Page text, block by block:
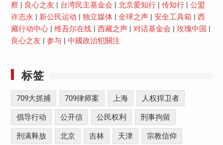
察
良心之友 台湾民主基金会 北京爱知行| 传知行| 公盟
许志永
新公民运动 独立媒体| 全球之声| 安全工具箱
西
藏行动中心| 维吾尔在线| 西藏之声| 对话基金会 玫瑰中国
良心之友
参与| 中國政治犯關注
标签
709大抓捕 709律师案 上海 人权捍卫者
倡导行动 公开信 公民权利 刑事拘留
刑满释放 北京 吉林 天津 宗教信仰